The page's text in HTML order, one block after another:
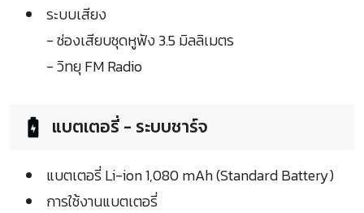
ระบบเสียง
- ช่องเสียบชุดหูฟัง 3.5 มิลลิเมตร
- วิทยุ FM Radio
แบตเตอรี่ - ระบบชาร์จ
แบตเตอรี่ Li-ion 1,080 mAh (Standard Battery)
การใช้งานแบตเตอรี่